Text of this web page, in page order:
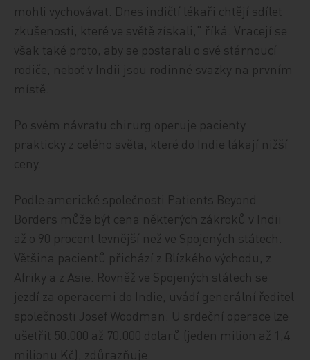
mohli vychovávat. Dnes indičtí lékaři chtějí sdílet
zkušenosti, které ve světě získali," říká. Vracejí se
však také proto, aby se postarali o své stárnoucí
rodiče, neboť v Indii jsou rodinné svazky na prvním
místě.
Po svém návratu chirurg operuje pacienty
prakticky z celého světa, které do Indie lákají nižší
ceny.
Podle americké společnosti Patients Beyond
Borders může být cena některých zákroků v Indii
až o 90 procent levnější než ve Spojených státech.
Většina pacientů přichází z Blízkého východu, z
Afriky a z Asie. Rovněž ve Spojených státech se
jezdí za operacemi do Indie, uvádí generální ředitel
společnosti Josef Woodman. U srdeční operace lze
ušetřit 50.000 až 70.000 dolarů (jeden milion až 1,4
milionu Kč), zdůrazňuje.